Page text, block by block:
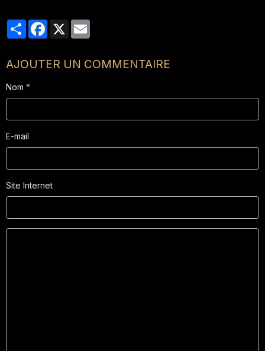
PartagerFacebook
X
AJOUTER UN COMMENTAIRE
Nom
E-mail
Site Internet